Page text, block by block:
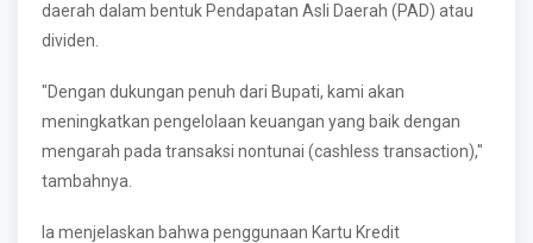
daerah dalam bentuk Pendapatan Asli Daerah (PAD) atau
dividen.
"Dengan dukungan penuh dari Bupati, kami akan
meningkatkan pengelolaan keuangan yang baik dengan
mengarah pada transaksi nontunai (cashless transaction),"
tambahnya.
Ia menjelaskan bahwa penggunaan Kartu Kredit